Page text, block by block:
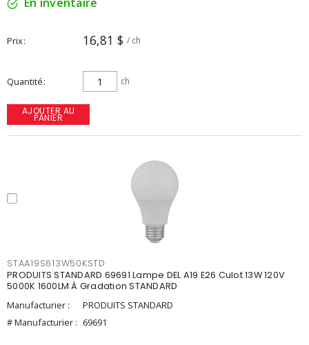
Prix 16,81 $ / ch
Quantité ch
AJOUTER AU
PANIER
STAA19S613W50KSTD
PRODUITS STANDARD 69691 Lampe DEL A19 E26 Culot 13W 120V
5000K 1600LM À Gradation STANDARD
Manufacturier :
PRODUITS STANDARD
# Manufacturier : 69691